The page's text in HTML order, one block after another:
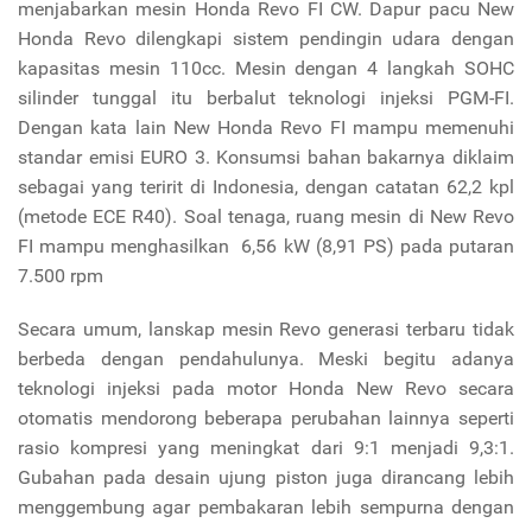
menjabarkan mesin Honda Revo FI CW. Dapur pacu New
Honda Revo dilengkapi sistem pendingin udara dengan
kapasitas mesin 110cc. Mesin dengan 4 langkah SOHC
silinder tunggal itu berbalut teknologi injeksi PGM-FI.
Dengan kata lain New Honda Revo FI mampu memenuhi
standar emisi EURO 3. Konsumsi bahan bakarnya diklaim
sebagai yang teririt di Indonesia, dengan catatan 62,2 kpl
(metode ECE R40). Soal tenaga, ruang mesin di New Revo
FI mampu menghasilkan 6,56 kW (8,91 PS) pada putaran
7.500 rpm
Secara umum, lanskap mesin Revo generasi terbaru tidak
berbeda dengan pendahulunya. Meski begitu adanya
teknologi injeksi pada motor Honda New Revo secara
otomatis mendorong beberapa perubahan lainnya seperti
rasio kompresi yang meningkat dari 9:1 menjadi 9,3:1.
Gubahan pada desain ujung piston juga dirancang lebih
menggembung agar pembakaran lebih sempurna dengan